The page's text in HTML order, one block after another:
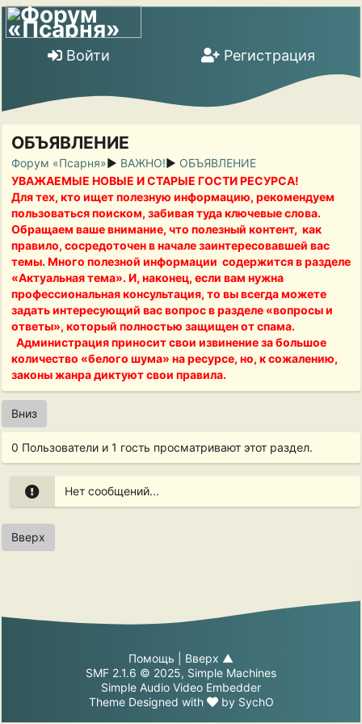
Войти Регистрация
ОБЪЯВЛЕНИЕ
Форум «Псарня»► ВАЖНО!► ОБЪЯВЛЕНИЕ
УВАЖАЕМЫЕ НОВЫЕ И СТАРЫЕ ГОСТИ РЕСУРСА!
Для тех, кто ищет полезную информацию, рекомендуем
пользоваться поиском, забивая туда ключевые слова.
Обращаем ваше внимание, что полезный контент, как
правило, сосредоточен в начале заинтересовавшей вас
темы. Много полезной информации содержится в разделе
«Актуальная тема». И, наконец, если вам нужна
профессиональная консультация, то вы всегда можете
задать интересующий вас вопрос в разделе «вопросы и
ответы», который полностью защищен от спама.
Администрация приносит свои извинение за большое
количество «белого шума» на ресурсе, но, к сожалению,
законы жанра диктуют свои правила.
Вниз
0 Пользователи и 1 гость просматривают этот раздел.
Нет сообщений...
Вверх
Помощь
Вверх ▲
SMF 2.1.6 © 2025, Simple Machines
Simple Audio Video Embedder
Theme Designed with
by SychO